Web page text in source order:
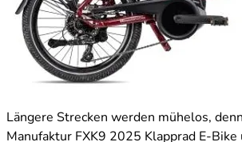
Längere Strecken werden mühelos,
Manufaktur FXK9 2025 Klapprad E-